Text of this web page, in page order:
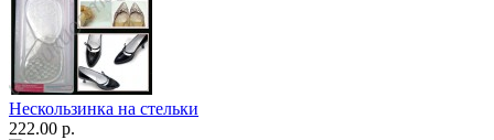
Нескользинка на стельки
222.00 р.